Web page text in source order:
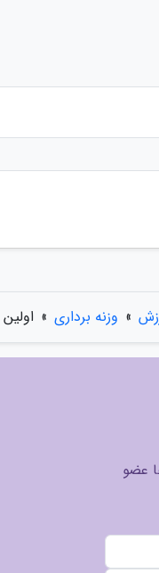
» وزنه برداری » اولین
عضو